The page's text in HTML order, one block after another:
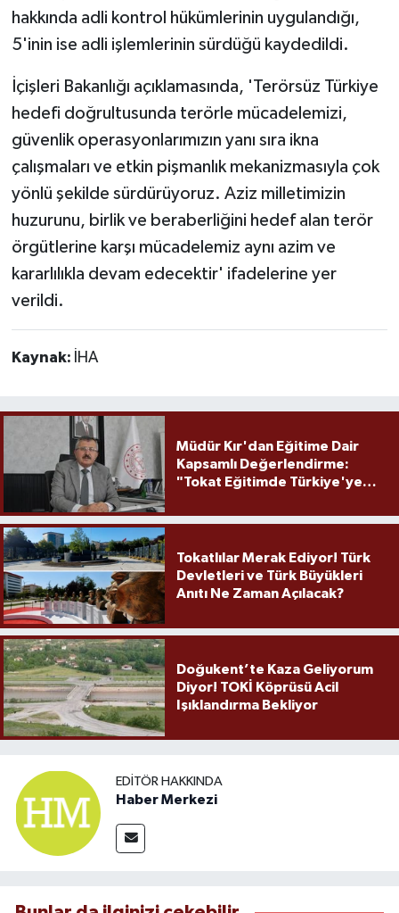
hakkında adli kontrol hükümlerinin uygulandığı,
5'inin ise adli işlemlerinin sürdüğü kaydedildi.
İçişleri Bakanlığı açıklamasında, 'Terörsüz Türkiye
hedefi doğrultusunda terörle mücadelemizi,
güvenlik operasyonlarımızın yanı sıra ikna
çalışmaları ve etkin pişmanlık mekanizmasıyla çok
yönlü şekilde sürdürüyoruz. Aziz milletimizin
huzurunu, birlik ve beraberliğini hedef alan terör
örgütlerine karşı mücadelemiz aynı azim ve
kararlılıkla devam edecektir' ifadelerine yer
verildi.
Kaynak: İHA
Müdür Kır'dan Eğitime Dair
Kapsamlı Değerlendirme:
"Tokat Eğitimde Türkiye'ye
Tokatlılar Merak Ediyor! Türk
Devletleri ve Türk Büyükleri
Anıtı Ne Zaman Açılacak?
Doğukent’te Kaza Geliyorum
Diyor! TOKİ Köprüsü Acil
Işıklandırma Bekliyor
EDITÖR HAKKINDA
Haber Merkezi